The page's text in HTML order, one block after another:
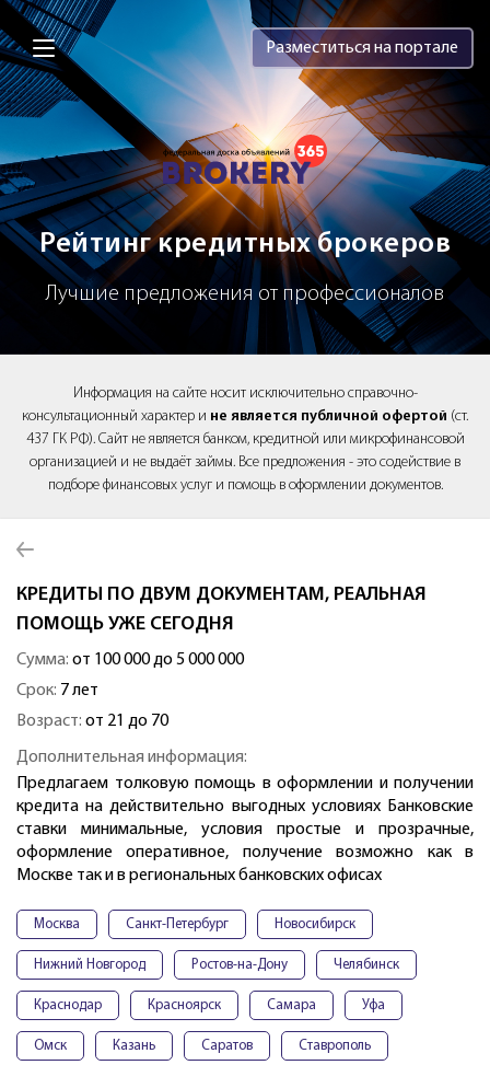
Brokery365 - Рейтинг кредитных
Разместиться на портале
Рейтинг кредитных брокеров
Лучшие предложения от профессионалов
Информация на сайте носит исключительно справочно-
консультационный характер и не является публичной офертой (ст.
437 ГК РФ). Сайт не является банком, кредитной или микрофинансовой
организацией и не выдаёт займы. Все предложения - это содействие в
подборе финансовых услуг и помощь в оформлении документов.
КРЕДИТЫ ПО ДВУМ ДОКУМЕНТАМ, РЕАЛЬНАЯ
ПОМОЩЬ УЖЕ СЕГОДНЯ
Сумма: от 100 000 до 5 000 000
Срок: 7 лет
Возраст: от 21 до 70
Дополнительная информация:
Предлагаем толковую помощь в оформлении и получении
кредита на действительно выгодных условиях Банковские
ставки минимальные, условия простые и прозрачные,
оформление оперативное, получение возможно как в
Москве так и в региональных банковских офисах
Москва Санкт-Петербург Новосибирск
Нижний Новгород Ростов-на-Дону Челябинск
Краснодар Красноярск Самара Уфа
Омск Казань Саратов Ставрополь